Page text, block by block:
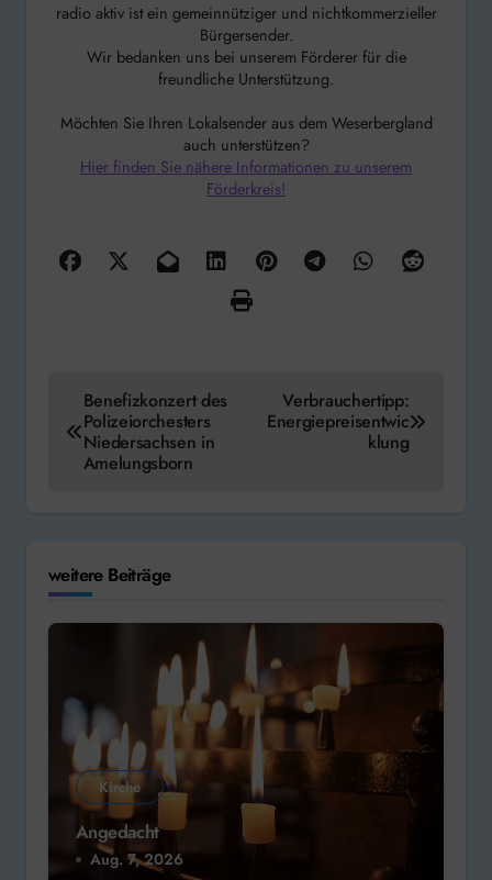
radio aktiv ist ein gemeinnütziger und nichtkommerzieller
Bürgersender.
Wir bedanken uns bei unserem Förderer für die
freundliche Unterstützung.
Möchten Sie Ihren Lokalsender aus dem Weserbergland
auch unterstützen?
Hier finden Sie nähere Informationen zu unserem
Förderkreis!
Beitragsnavigation
Benefizkonzert des
Polizeiorchesters
Niedersachsen in
Amelungsborn
Verbrauchertipp:
Energiepreisentwic
klung
weitere Beiträge
Kirche
Angedacht
Aug. 7, 2026